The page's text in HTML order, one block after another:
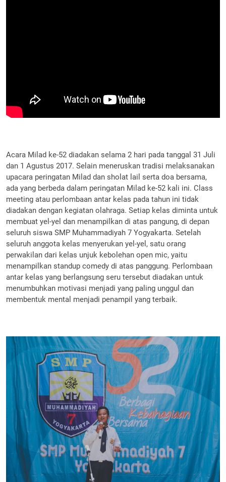
Acara Milad ke-52 diadakan selama 2 hari pada tanggal 31 Juli
dan 1 Agustus 2017. Selain meneruskan tradisi melaksanakan
upacara peringatan Milad dan sholat lail serta doa bersama,
ada yang berbeda dalam peringatan Milad ke-52 kali ini. Class
meeting atau perlombaan antar kelas pada tahun ini tidak
diadakan dengan kegiatan olahraga. Setiap kelas diminta untuk
membuat yel-yel dan menampilkan di atas pangung, di depan
seluruh siswa SMP Muhammadiyah 7 Yogyakarta. Setelah
seluruh anggota kelas menyerukan yel-yel, satu orang
perwakilan dari kelas unjuk kebolehan open mic, yaitu
menampilkan standup comedy di atas panggung. Perlombaan
antar kelas yang berlangsung seru tersebut diadakan untuk
menumbuhkan motivasi menjadi yang paling unggul dan
membentuk mental menjadi penampil yang terbaik.